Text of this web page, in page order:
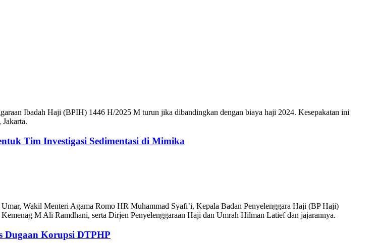
Ibadah Haji (BPIH) 1446 H/2025 M turun jika dibandingkan dengan biaya haji 2024. Kesepakatan ini
Tim Investigasi Sedimentasi di Mimika
Wakil Menteri Agama Romo HR Muhammad Syafi’i, Kepala Badan Penyelenggara Haji (BP Haji)
M Ali Ramdhani, serta Dirjen Penyelenggaraan Haji dan Umrah Hilman Latief dan jajarannya.
Dugaan Korupsi DTPHP